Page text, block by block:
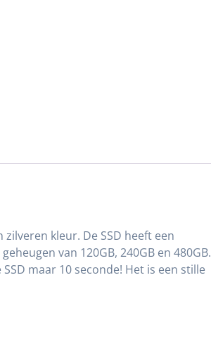
zilveren kleur. De SSD heeft een
van 120GB, 240GB en 480GB.
maar 10 seconde! Het is een stille